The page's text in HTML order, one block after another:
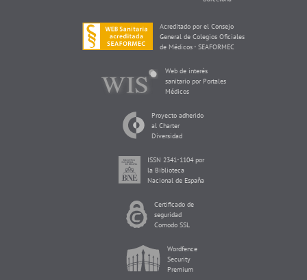
Acreditado por el Consejo
General de Colegios Oficiales
de Médicos - SEAFORMEC
Web de interés
sanitario por Portales
Médicos
Proyecto adherido
al Charter
Diversidad
ISSN 2341-1104 por
la Biblioteca
Nacional de España
Certificado de
seguridad
Comodo SSL
Wordfence
Security
Premium